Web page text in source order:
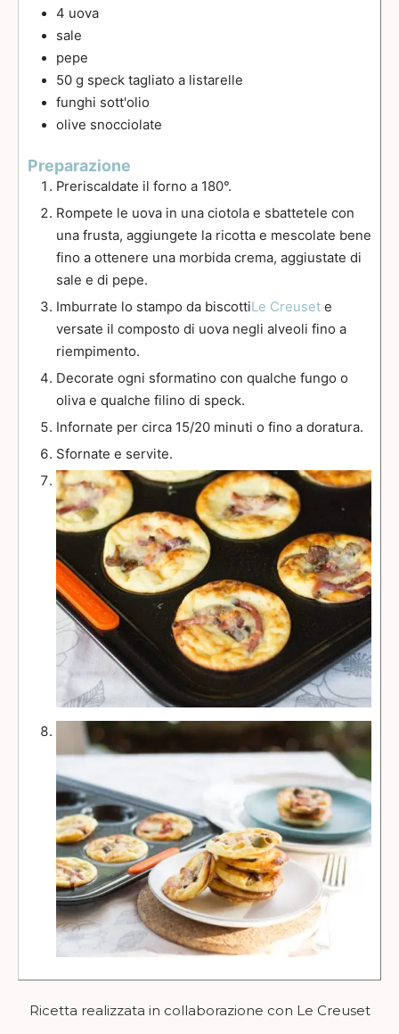
4 uova
sale
pepe
50 g speck tagliato a listarelle
funghi sott'olio
olive snocciolate
Preparazione
Preriscaldate il forno a 180°.
Rompete le uova in una ciotola e sbattetele con
una frusta, aggiungete la ricotta e mescolate bene
fino a ottenere una morbida crema, aggiustate di
sale e di pepe.
Imburrate lo stampo da biscottiLe Creuset e
versate il composto di uova negli alveoli fino a
riempimento.
Decorate ogni sformatino con qualche fungo o
oliva e qualche filino di speck.
Infornate per circa 15/20 minuti o fino a doratura.
Sfornate e servite.
Ricetta realizzata in collaborazione con Le Creuset